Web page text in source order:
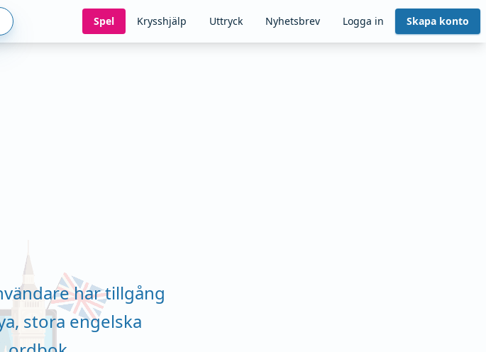
Spel Krysshjälp Uttryck Nyhetsbrev Logga in Skapa konto
har tillgång
stora engelska